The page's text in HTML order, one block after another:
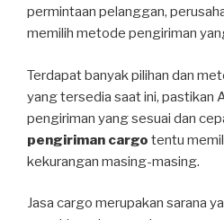
permintaan pelanggan,
memilih metode pengiriman
Terdapat banyak pilihan dan
yang tersedia saat ini, pastikan
pengiriman yang sesuai dan
pengiriman cargo tentu
kekurangan masing-masing.
Jasa cargo merupakan sarana